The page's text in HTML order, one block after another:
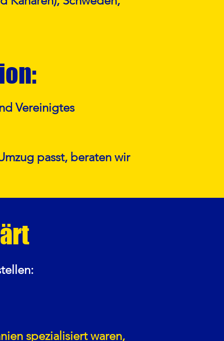
Vereinigtes
passt, beraten wir
spezialisiert waren,